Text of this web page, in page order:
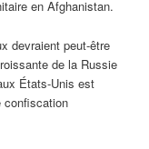
en Afghanistan.
devraient peut-être
de la Russie
États-Unis est
confiscation